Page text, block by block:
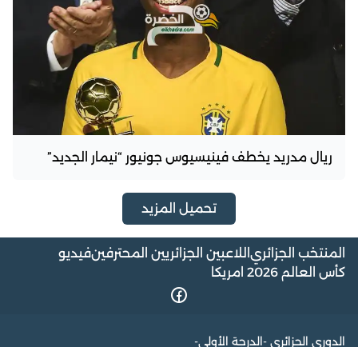
ريال مدريد يخطف فينيسيوس جونيور “نيمار الجديد”
تحميل المزيد
المنتخب الجزائري اللاعبين الجزائريين المحترفينفيديو
كأس العالم 2026 امريكا
الدوري الجزائري -الدرجة الأولى-